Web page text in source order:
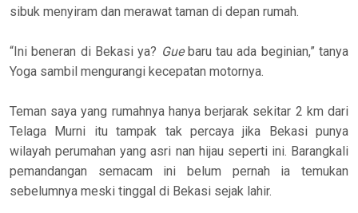
sibuk menyiram dan merawat taman di depan rumah.
“Ini beneran di Bekasi ya? Guebaru tau ada beginian,” tanya
Yoga sambil mengurangi kecepatan motornya.
Teman saya yang rumahnya hanya berjarak sekitar 2 km dari
Telaga Murni itu tampak tak percaya jika Bekasi punya
wilayah perumahan yang asri nan hijau seperti ini. Barangkali
pemandangan semacam ini belum pernah ia temukan
sebelumnya meski tinggal di Bekasi sejak lahir.